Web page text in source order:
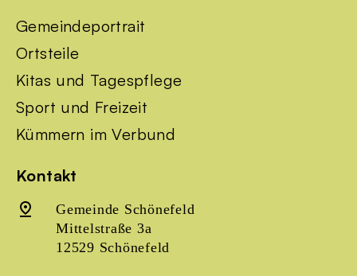
Gemeindeportrait
Ortsteile
Kitas und Tagespflege
Sport und Freizeit
Kümmern im Verbund
Kontakt
Gemeinde Schönefeld
Mittelstraße 3a
12529 Schönefeld